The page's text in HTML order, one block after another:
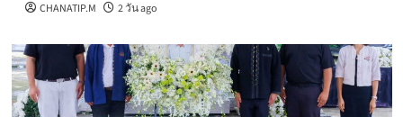
CHANATIP.M 2 วัน ago